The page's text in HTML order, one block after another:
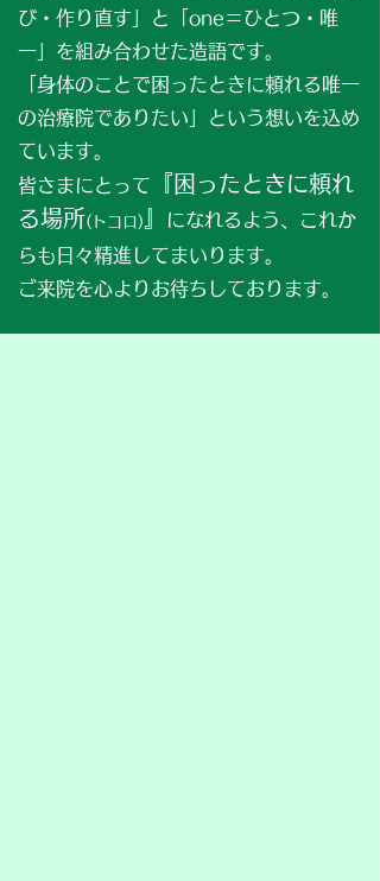
び・作り直す」と「one＝ひとつ・唯
一」を組み合わせた造語です。
「身体のことで困ったときに頼れる唯一
の治療院でありたい」という想いを込め
ています。
皆さまにとって
『困ったときに頼れ
る場所​(トコロ)
になれるよう、これか
らも 日々精進してまいります。
​ご来院を心よりお待ちしております。